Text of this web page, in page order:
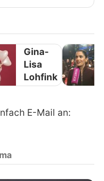
Gina-
Lisa
Lohfink
E-Mail an: